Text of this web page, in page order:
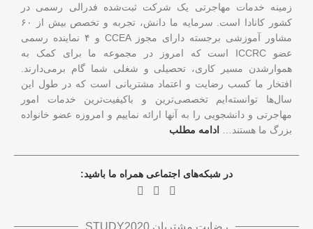
زمینه خدمات مهاجرتی یک شرکت ثبت‌شده فدرالی رسمی در
کشور کانادا است. سرمایه ما دانش، تجربه و تخصص بیش از ۶۰
مشاور آموزشی برجسته دارای مجوز CCEA و ۴ نماینده رسمی
عضو ICCRC است که امروز در مجموعه ما برای کمک به
هموارشدن مسیر کاری، تحصیلی و شغلی شما گام برمی‌دارند.
افتخار ما کسب رضایت و اعتماد مشتریانی است که در طول این
سال‌ها توانسته‌ایم تخصصی‌ترین و باکیفیت‌ترین خدمات امور
مهاجرتی و دانشجویی را به آنها ارائه نماییم و امروزه عضو خانواده
بزرگ ما هستند… ادامه مطلب
در شبکه‌های اجتماعی همراه ما باشید:
رضایت مشتریان STUDY2020